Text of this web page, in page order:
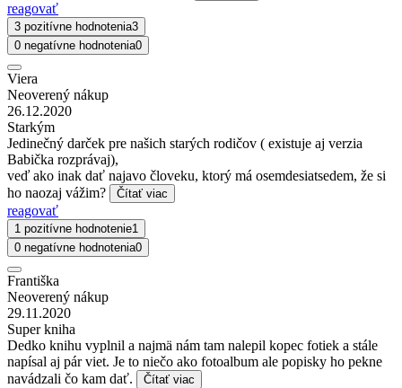
reagovať
3 pozitívne hodnotenia3
0 negatívne hodnotenia0
Viera
Neoverený nákup
26.12.2020
Starkým
Jedinečný darček pre našich starých rodičov ( existuje aj verzia
Babička rozprávaj),
veď ako inak dať najavo človeku, ktorý má osemdesiatsedem, že si
ho naozaj vážim?
Čítať viac
reagovať
1 pozitívne hodnotenie1
0 negatívne hodnotenia0
Františka
Neoverený nákup
29.11.2020
Super kniha
Dedko knihu vyplnil a najmä nám tam nalepil kopec fotiek a stále
napísal aj pár viet. Je to niečo ako fotoalbum ale popisky ho pekne
navádzali čo kam dať.
Čítať viac